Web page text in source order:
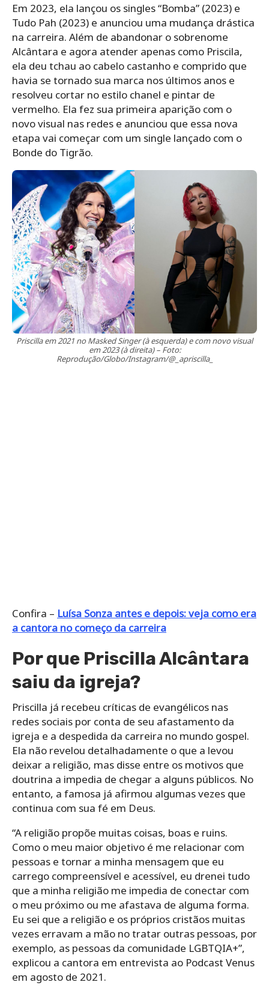
Em 2023, ela lançou os singles “Bomba” (2023) e
Tudo Pah (2023) e anunciou uma mudança drástica
na carreira. Além de abandonar o sobrenome
Alcântara e agora atender apenas como Priscila,
ela deu tchau ao cabelo castanho e comprido que
havia se tornado sua marca nos últimos anos e
resolveu cortar no estilo chanel e pintar de
vermelho. Ela fez sua primeira aparição com o
novo visual nas redes e anunciou que essa nova
etapa vai começar com um single lançado com o
Bonde do Tigrão.
Priscilla em 2021 no Masked Singer (à esquerda) e com novo visual
em 2023 (à direita) – Foto:
Reprodução/Globo/Instagram/@_apriscilla_
Confira – Luísa Sonza antes e depois: veja como era
a cantora no começo da carreira
Por que Priscilla Alcântara
saiu da igreja?
Priscilla já recebeu críticas de evangélicos nas
redes sociais por conta de seu afastamento da
igreja e a despedida da carreira no mundo gospel.
Ela não revelou detalhadamente o que a levou
deixar a religião, mas disse entre os motivos que
doutrina a impedia de chegar a alguns públicos. No
entanto, a famosa já afirmou algumas vezes que
continua com sua fé em Deus.
“A religião propõe muitas coisas, boas e ruins.
Como o meu maior objetivo é me relacionar com
pessoas e tornar a minha mensagem que eu
carrego compreensível e acessível, eu drenei tudo
que a minha religião me impedia de conectar com
o meu próximo ou me afastava de alguma forma.
Eu sei que a religião e os próprios cristãos muitas
vezes erravam a mão no tratar outras pessoas, por
exemplo, as pessoas da comunidade LGBTQIA+”,
explicou a cantora em entrevista ao Podcast Venus
em agosto de 2021.